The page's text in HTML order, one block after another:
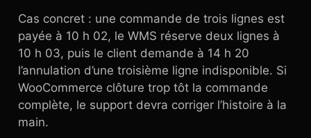
Cas concret : une commande de trois lignes est
payée à 10 h 02, le WMS réserve deux lignes à
10 h 03, puis le client demande à 14 h 20
l’annulation d’une troisième ligne indisponible. Si
WooCommerce clôture trop tôt la commande
complète, le support devra corriger l’histoire à la
main.